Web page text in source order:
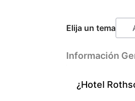
Elija un tema
Información
¿Hotel